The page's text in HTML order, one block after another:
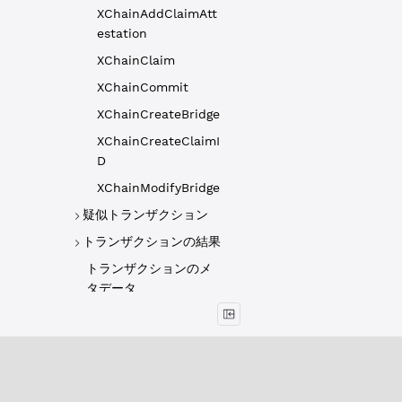
XChainAddClaimAtt
estation
XChainClaim
XChainCommit
XChainCreateBridge
XChainCreateClaimI
D
XChainModifyBridge
疑似トランザクション
トランザクションの結果
トランザクションのメ
タデータ